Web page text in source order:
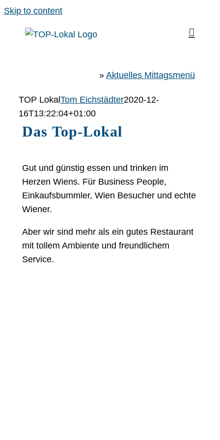
Skip to content
» Aktuelles Mittagsmenü
TOP Lokal Tom Eichstädter2020-12-
16T13:22:04+01:00
Das Top-Lokal
Gut und günstig essen und trinken im
Herzen Wiens. Für Business People,
Einkaufsbummler, Wien Besucher und echte
Wiener.
Aber wir sind mehr als ein gutes Restaurant
mit tollem Ambiente und freundlichem
Service.